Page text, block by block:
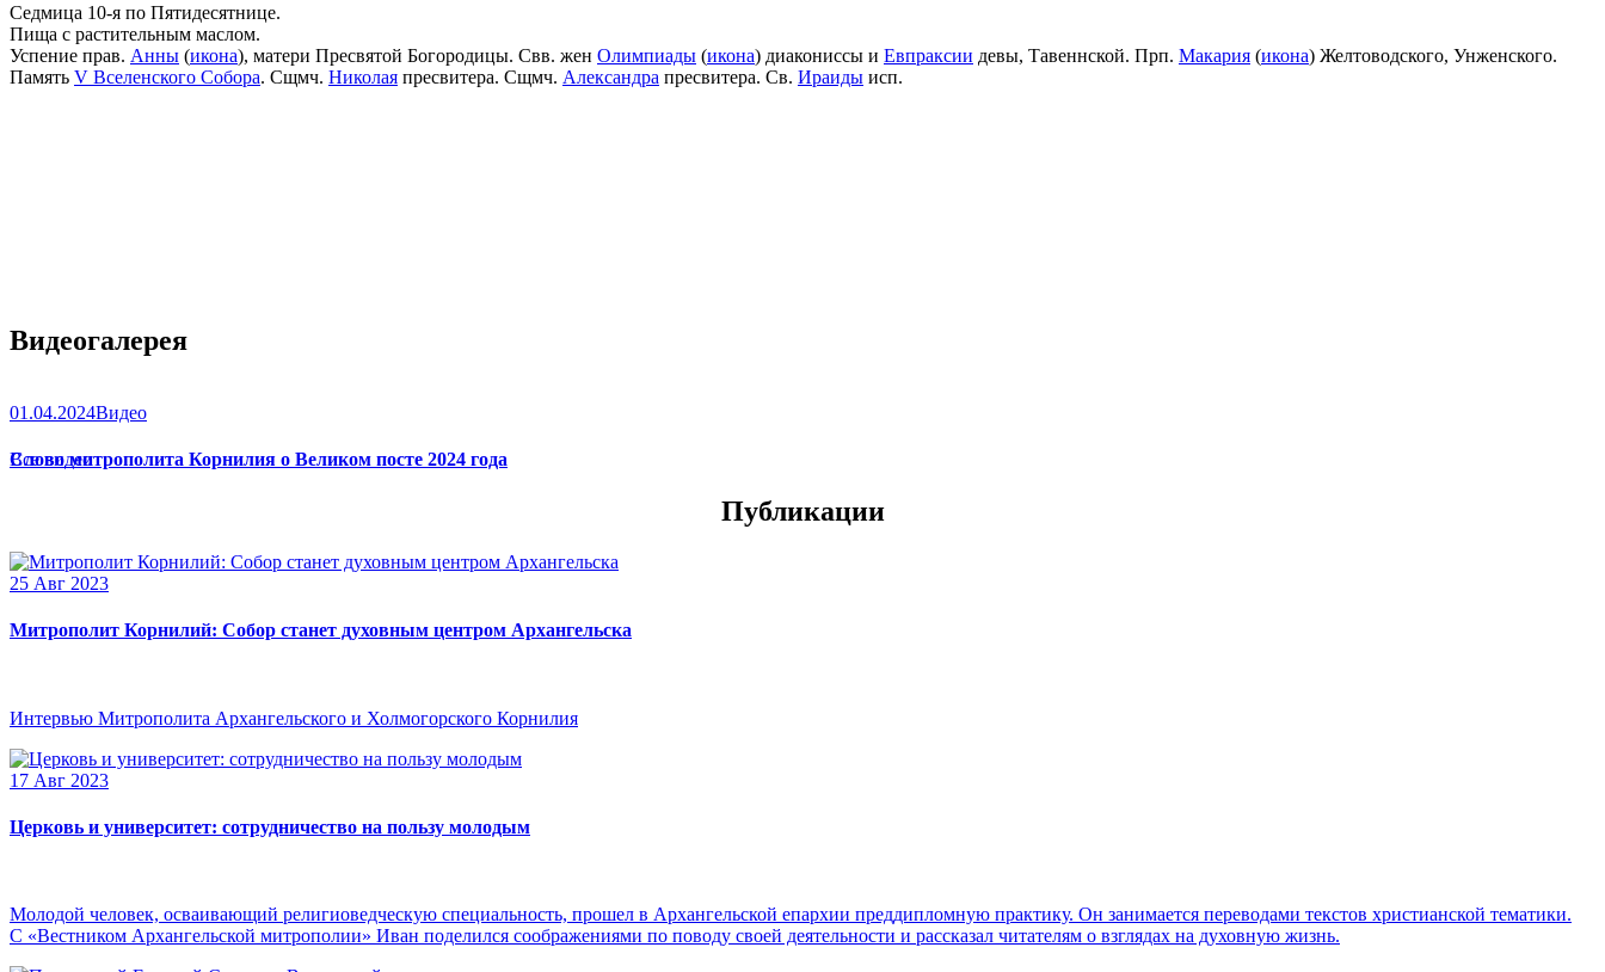
Седмица 10-я по Пятидесятнице.
Пища с растительным маслом.
Успение прав. Анны (икона), матери Пресвятой Богородицы. Свв. жен Олимпиады (икона) диакониссы и Евпраксии девы, Тавеннской. Прп. Макария (икона) Желтоводского, Унженского.
Память V Вселенского Собора. Сщмч. Николая пресвитера. Сщмч. Александра пресвитера. Св. Ираиды исп.
Видеогалерея
01.04.2024Видео
Слово митрополита Корнилия о Великом посте 2024 года
Все видео
Публикации
25 Авг 2023
Митрополит Корнилий: Собор станет духовным центром Архангельска
Интервью Митрополита Архангельского и Холмогорского Корнилия
17 Авг 2023
Церковь и университет: сотрудничество на пользу молодым
Молодой человек, осваивающий религиоведческую специальность, прошел в Архангельской епархии преддипломную практику. Он занимается переводами текстов христианской тематики.
С «Вестником Архангельской митрополии» Иван поделился соображениями по поводу своей деятельности и рассказал читателям о взглядах на духовную жизнь.